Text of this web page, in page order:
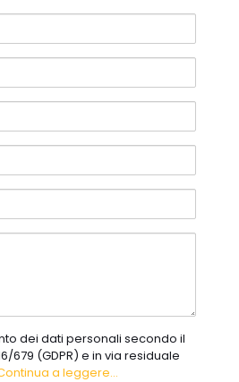
dei dati personali secondo il
679 (GDPR) e in via residuale
a leggere...